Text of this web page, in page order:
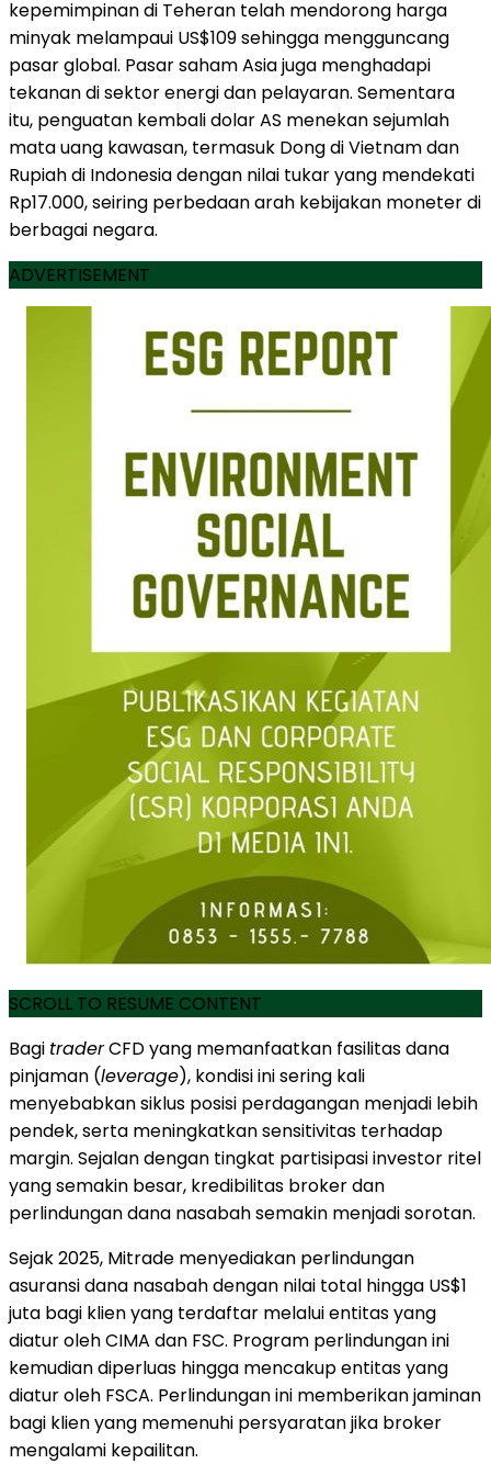
kepemimpinan di Teheran telah mendorong harga
minyak melampaui US$109 sehingga mengguncang
pasar global. Pasar saham Asia juga menghadapi
tekanan di sektor energi dan pelayaran. Sementara
itu, penguatan kembali dolar AS menekan sejumlah
mata uang kawasan, termasuk Dong di Vietnam dan
Rupiah di Indonesia dengan nilai tukar yang mendekati
Rp17.000, seiring perbedaan arah kebijakan moneter di
berbagai negara.
ADVERTISEMENT
SCROLL TO RESUME CONTENT
Bagi traderCFD yang memanfaatkan fasilitas dana
pinjaman (leverage), kondisi ini sering kali
menyebabkan siklus posisi perdagangan menjadi lebih
pendek, serta meningkatkan sensitivitas terhadap
margin. Sejalan dengan tingkat partisipasi investor ritel
yang semakin besar, kredibilitas broker dan
perlindungan dana nasabah semakin menjadi sorotan.
Sejak 2025, Mitrade menyediakan perlindungan
asuransi dana nasabah dengan nilai total hingga US$1
juta bagi klien yang terdaftar melalui entitas yang
diatur oleh CIMA dan FSC. Program perlindungan ini
kemudian diperluas hingga mencakup entitas yang
diatur oleh FSCA. Perlindungan ini memberikan jaminan
bagi klien yang memenuhi persyaratan jika broker
mengalami kepailitan.